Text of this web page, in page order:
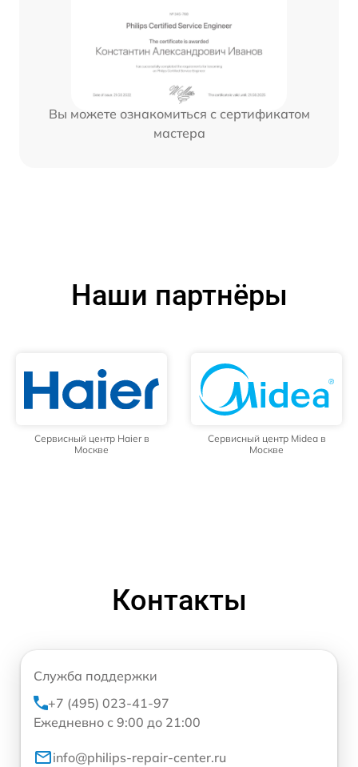
Вы можете ознакомиться с сертификатом
мастера
Наши партнёры
Сервисный центр Haier в
Москве
Сервисный центр Midea в
Москве
Контакты
Служба поддержки
+7 (495) 023-41-97
Ежедневно с 9:00 до 21:00
info@philips-repair-center.ru